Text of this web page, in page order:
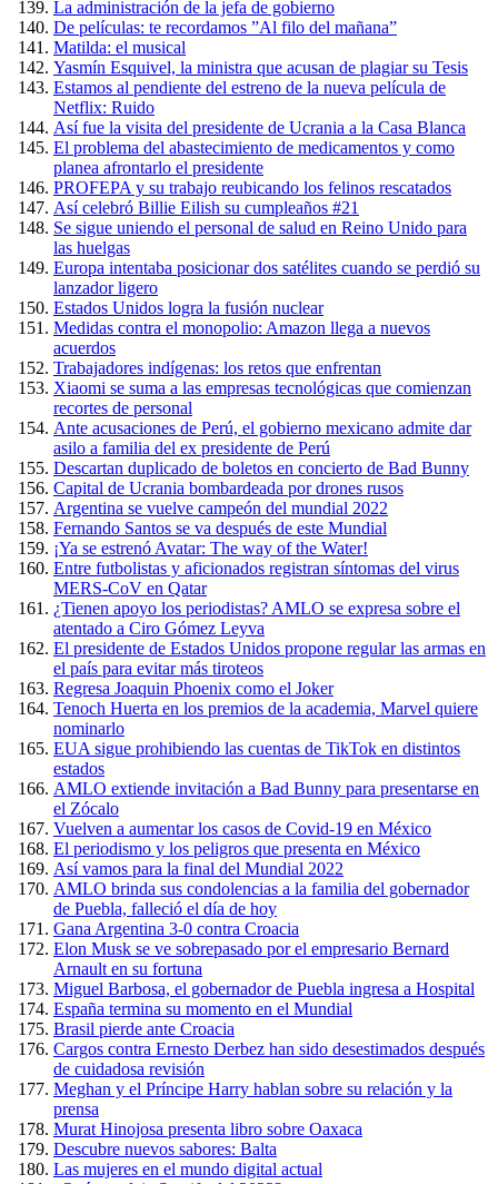
La administración de la jefa de gobierno
De películas: te recordamos ”Al filo del mañana”
Matilda: el musical
Yasmín Esquivel, la ministra que acusan de plagiar su Tesis
Estamos al pendiente del estreno de la nueva película de
Netflix: Ruido
Así fue la visita del presidente de Ucrania a la Casa Blanca
El problema del abastecimiento de medicamentos y como
planea afrontarlo el presidente
PROFEPA y su trabajo reubicando los felinos rescatados
Así celebró Billie Eilish su cumpleaños #21
Se sigue uniendo el personal de salud en Reino Unido para
las huelgas
Europa intentaba posicionar dos satélites cuando se perdió su
lanzador ligero
Estados Unidos logra la fusión nuclear
Medidas contra el monopolio: Amazon llega a nuevos
acuerdos
Trabajadores indígenas: los retos que enfrentan
Xiaomi se suma a las empresas tecnológicas que comienzan
recortes de personal
Ante acusaciones de Perú, el gobierno mexicano admite dar
asilo a familia del ex presidente de Perú
Descartan duplicado de boletos en concierto de Bad Bunny
Capital de Ucrania bombardeada por drones rusos
Argentina se vuelve campeón del mundial 2022
Fernando Santos se va después de este Mundial
¡Ya se estrenó Avatar: The way of the Water!
Entre futbolistas y aficionados registran síntomas del virus
MERS-CoV en Qatar
¿Tienen apoyo los periodistas? AMLO se expresa sobre el
atentado a Ciro Gómez Leyva
El presidente de Estados Unidos propone regular las armas en
el país para evitar más tiroteos
Regresa Joaquin Phoenix como el Joker
Tenoch Huerta en los premios de la academia, Marvel quiere
nominarlo
EUA sigue prohibiendo las cuentas de TikTok en distintos
estados
AMLO extiende invitación a Bad Bunny para presentarse en
el Zócalo
Vuelven a aumentar los casos de Covid-19 en México
El periodismo y los peligros que presenta en México
Así vamos para la final del Mundial 2022
AMLO brinda sus condolencias a la familia del gobernador
de Puebla, falleció el día de hoy
Gana Argentina 3-0 contra Croacia
Elon Musk se ve sobrepasado por el empresario Bernard
Arnault en su fortuna
Miguel Barbosa, el gobernador de Puebla ingresa a Hospital
España termina su momento en el Mundial
Brasil pierde ante Croacia
Cargos contra Ernesto Derbez han sido desestimados después
de cuidadosa revisión
Meghan y el Príncipe Harry hablan sobre su relación y la
prensa
Murat Hinojosa presenta libro sobre Oaxaca
Descubre nuevos sabores: Balta
Las mujeres en el mundo digital actual